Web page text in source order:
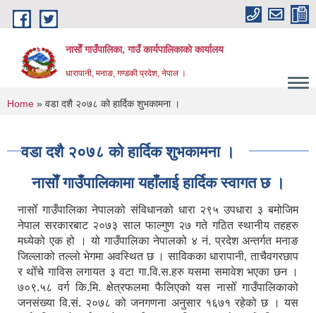
Skip to main content
नासाेँ गाउँपालिका, गाउँ कार्यपालिकाकाे कार्यालय
धारापानी, मनाङ, गण्डकी प्रदेश, नेपाल ।
You are here
Home » वडा दशै २०७८ को हार्दिक शुभकामना ।
वडा दशै २०७८ को हार्दिक शुभकामना ।
नासाेँ गाउँपालिकामा यहाँलाई हार्दिक स्वागत छ ।
नासोँ गाउँपालिका नेपालको संविधानको धारा २९५ उपधारा ३ बमोजिम
नेपाल सरकारबाट २०७३ साल फाल्गुण २७ गते गठित स्थानीय तहहरु
मध्येको एक हो । यो गाउँपालिका नेपालको ४ नं. प्रदेश अन्तर्गत मनाङ
जिल्लाको तल्लो भेगमा अवस्थित छ । साविकका धारापानी‚ ताचैवगरछाप
र थोँचे गाविस लगायत ३ वटा गा.वि.स.हरु यसमा समावेश भएका छन ।
७०९.५८ वर्ग कि.मि. क्षेत्रफलमा फैलिएको यस नासोँ गाउँपालिकाको
जनसंख्या वि.सं. २०७८ को जनगणना अनुसार १६७१ रहेको छ । यस